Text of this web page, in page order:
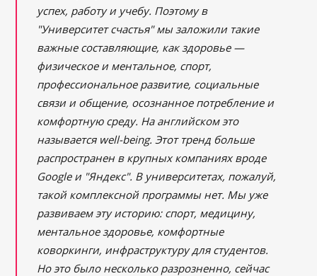
успех, работу и учебу. Поэтому в
"Университет счастья" мы заложили такие
важные составляющие, как здоровье —
физическое и ментальное, спорт,
профессиональное развитие, социальные
связи и общение, осознанное потребление и
комфортную среду. На английском это
называется well-being. Этот тренд больше
распространен в крупных компаниях вроде
Google и "Яндекс". В университетах, пожалуй,
такой комплексной программы нет. Мы уже
развиваем эту историю: спорт, медицину,
ментальное здоровье, комфортные
коворкинги, инфраструктуру для студентов.
Но это было несколько разрозненно, сейчас